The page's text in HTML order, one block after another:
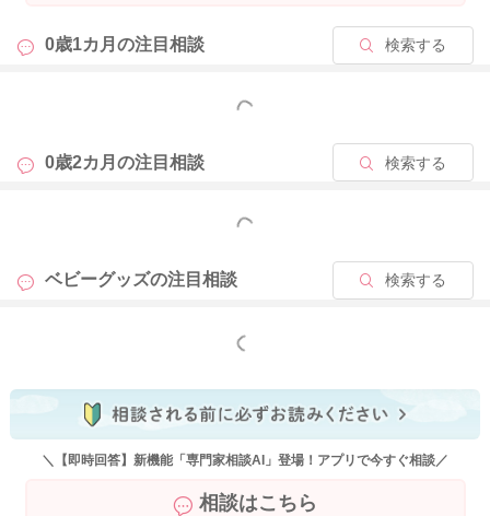
また距離が近いようであれば、大型タクシーやレンタカーなど
で運ばれるパターンもあります。
一度費用なども比べてチェックされてみてくださいね。
0歳1カ月の注目相談 検索する
もっと見る
0歳2カ月の注目相談 検索する
もっと見る
ベビーグッズの注目相談 検索する
もっと見る
＼【即時回答】新機能「専門家相談AI」登場！アプリで今すぐ相談／
相談はこちら